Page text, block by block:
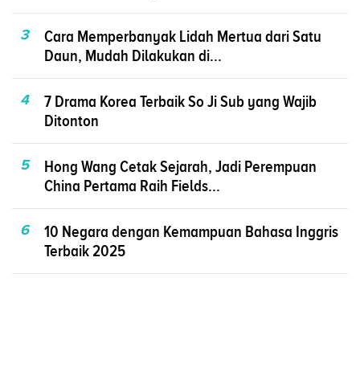
3
Cara Memperbanyak Lidah Mertua dari Satu
Daun, Mudah Dilakukan di...
4
7 Drama Korea Terbaik So Ji Sub yang Wajib
Ditonton
5
Hong Wang Cetak Sejarah, Jadi Perempuan
China Pertama Raih Fields...
6
10 Negara dengan Kemampuan Bahasa Inggris
Terbaik 2025